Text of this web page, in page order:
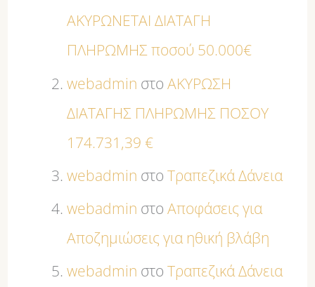
ΑΚΥΡΩΝΕΤΑΙ ΔΙΑΤΑΓΗ
ΠΛΗΡΩΜΗΣ ποσού 50.000€
webadmin στοΑΚΥΡΩΣΗ
ΔΙΑΤΑΓΗΣ ΠΛΗΡΩΜΗΣ ΠΟΣΟΥ
174.731,39 €
webadmin στοΤραπεζικά Δάνεια
webadmin στοΑποφάσεις για
Αποζημιώσεις για ηθική βλάβη
webadmin στοΤραπεζικά Δάνεια